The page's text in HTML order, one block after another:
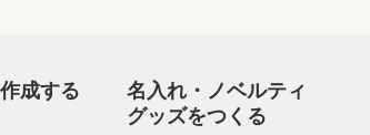
成する
名入れ・ノベルティ
グッズをつくる